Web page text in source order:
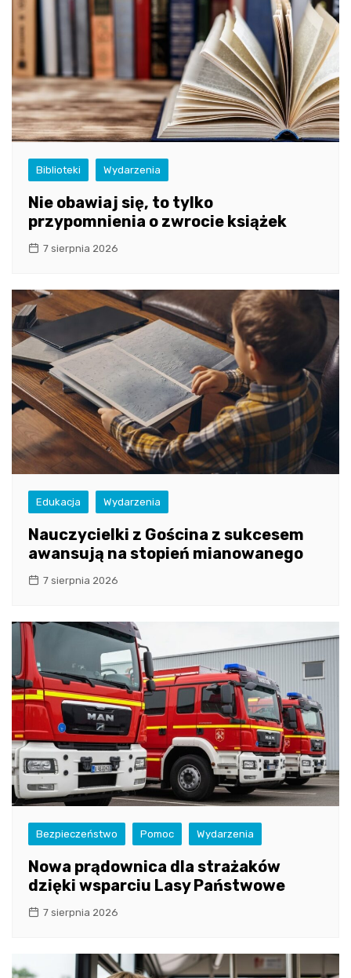
Biblioteki Wydarzenia
Nie obawiaj się, to tylko
przypomnienia o zwrocie książek
7 sierpnia 2026
Edukacja Wydarzenia
Nauczycielki z Gościna z sukcesem
awansują na stopień mianowanego
7 sierpnia 2026
Bezpieczeństwo Pomoc Wydarzenia
Nowa prądownica dla strażaków
dzięki wsparciu Lasy Państwowe
7 sierpnia 2026